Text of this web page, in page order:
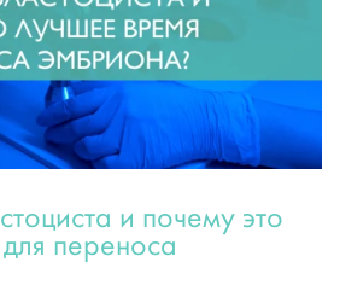
и почему это
переноса